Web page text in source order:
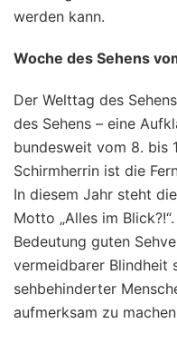
werden kann.
Woche des Sehens
Der Welttag des
des Sehens – eine
bundesweit vom 8. bis
Schirmherrin ist die
In diesem Jahr steht
Motto „Alles im
Bedeutung guten
vermeidbarer Blindheit
sehbehinderter
aufmerksam zu